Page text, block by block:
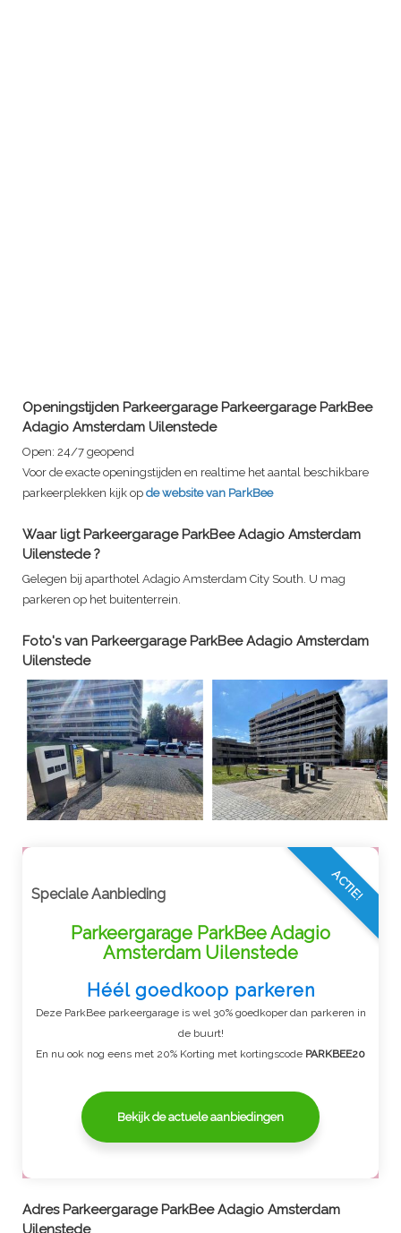
Openingstijden Parkeergarage Parkeergarage ParkBee
Adagio Amsterdam Uilenstede
Open: 24/7 geopend
Voor de exacte openingstijden en realtime het aantal beschikbare
parkeerplekken kijk op de website van ParkBee
Waar ligt Parkeergarage ParkBee Adagio Amsterdam
Uilenstede?
Gelegen bij aparthotel Adagio Amsterdam City South. U mag
parkeren op het buitenterrein.
Foto's van Parkeergarage ParkBee Adagio Amsterdam
Uilenstede
Speciale Aanbieding
Parkeergarage ParkBee Adagio
Amsterdam Uilenstede
Héél goedkoop parkeren
Deze ParkBee parkeergarage is wel 30% goedkoper dan parkeren in
de buurt!
En nu ook nog eens met 20% Korting met kortingscode PARKBEE20
Bekijk de actuele aanbiedingen
ACTIE!
Adres Parkeergarage ParkBee Adagio Amsterdam
Uilenstede